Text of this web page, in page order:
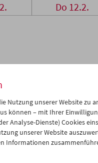
Do 12.2.
Nutzung unserer Website zu
können – mit Ihrer
Analyse-Dienste) Cookies
unserer Website
Informationen